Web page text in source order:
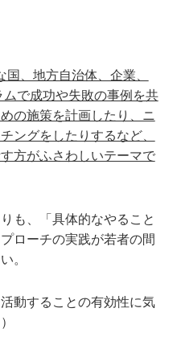
、地方自治体、企業、
で成功や失敗の事例を共
の施策を計画したり、ニ
ングをしたりするなど、
方がふさわしいテーマで
も、「具体的なやること
ローチの実践が若者の間
。
動することの有効性に気